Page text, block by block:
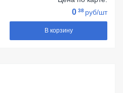
0 38 руб/шт
В корзину